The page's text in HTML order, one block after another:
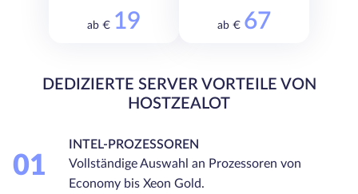
ab € 19 ab € 67
DEDIZIERTE SERVER VORTEILE VON
HOSTZEALOT
01
INTEL-PROZESSOREN
Vollständige Auswahl an Prozessoren von
Economy bis Xeon Gold.